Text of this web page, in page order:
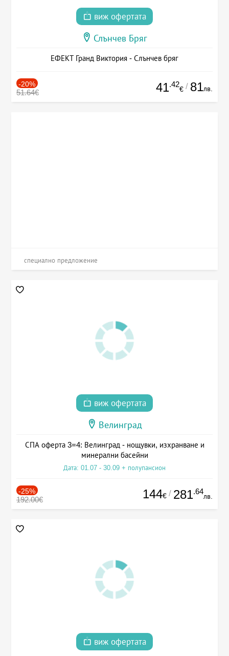
виж офертата
Слънчев Бряг
ЕФЕКТ Гранд Виктория - Слънчев бряг
-20%
51.64€ 41.42
€ / 81лв.
специално предложение
виж офертата
Велинград
СПА оферта 3=4: Велинград - нощувки, изхранване и
минерални басейни
Дата: 01.07 - 30.09 + полупансион
-25%
192.00€ 144€ / 281.64
лв.
виж офертата